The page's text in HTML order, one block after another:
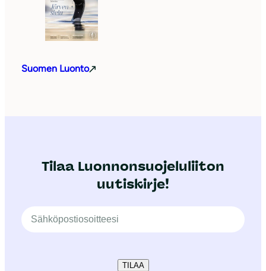
Suomen Luonto
Tilaa Luonnonsuojeluliiton
uutiskirje!
TILAA